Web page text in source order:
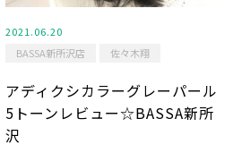
2021.06.20
BASSA新所沢店
佐々木翔
アディクシカラーグレーパール
5トーンレビュー☆BASSA新所
沢